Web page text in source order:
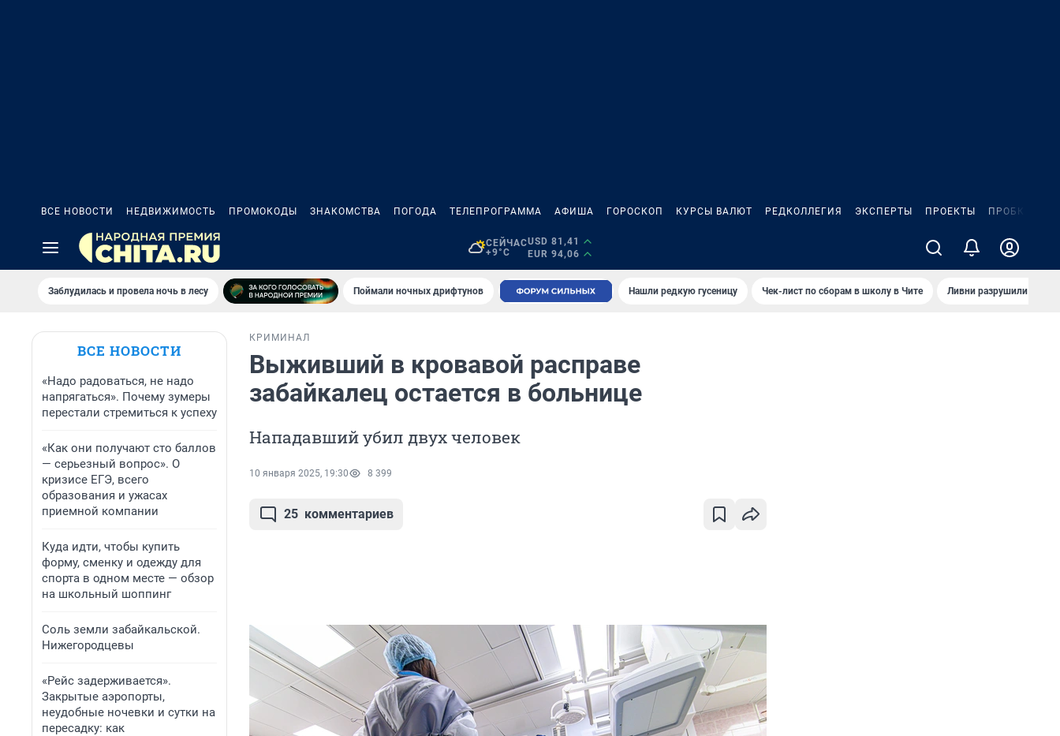
ВСЕ НОВОСТИ НЕДВИЖИМОСТЬ ПРОМОКОДЫ ЗНАКОМСТВА ПОГОДА ТЕЛЕПРОГРАММА АФИША ГОРОСКОП КУРСЫ ВАЛЮТ РЕДКОЛЛЕГИЯ ЭКСПЕРТЫ ПРОЕКТЫ ПРОБКИ
СЕЙЧАС
+9°C
USD 81,41
EUR 94,06
Заблудилась и провела ночь в лесу Поймали ночных дрифтунов Нашли редкую гусеницу Чек-лист по сборам в школу в Чите Ливни разрушили
ВСЕ НОВОСТИ
«Надо радоваться, не надо
напрягаться». Почему зумеры
перестали стремиться к успеху
«Как они получают сто баллов
— серьезный вопрос». О
кризисе ЕГЭ, всего
образования и ужасах
приемной компании
Куда идти, чтобы купить
форму, сменку и одежду для
спорта в одном месте — обзор
на школьный шоппинг
Соль земли забайкальской.
Нижегородцевы
«Рейс задерживается».
Закрытые аэропорты,
неудобные ночевки и сутки на
пересадку: как
КРИМИНАЛ
Выживший в кровавой расправе
забайкалец остается в больнице
Нападавший убил двух человек
10 января 2025, 19:30 8 399
25 комментариев